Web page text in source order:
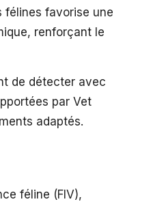
félines favorise une
renforçant le
de détecter avec
par Vet
adaptés.
féline (FIV),